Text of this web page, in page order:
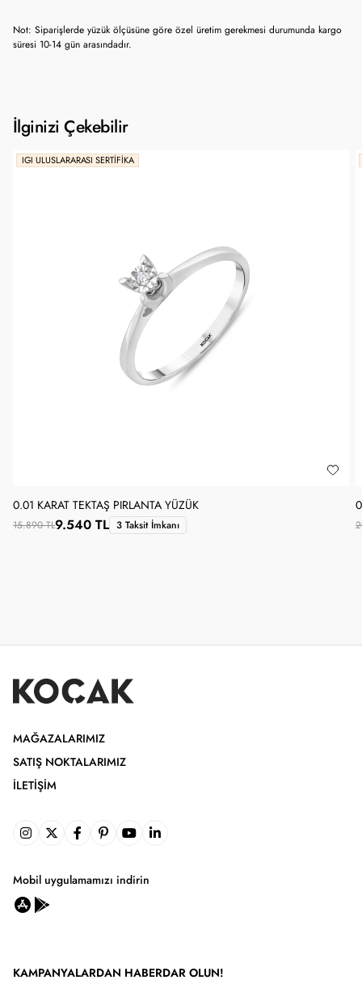
Not: Siparişlerde yüzük ölçüsüne göre özel üretim gerekmesi durumunda kargo
süresi 10-14 gün arasındadır.
İlginizi Çekebilir
IGI ULUSLARARASI SERTIFIKA
0.01 KARAT TEKTAŞ PIRLANTA YÜZÜK
15.890 TL9.540 TL 3 Taksit İmkanı
MAĞAZALARIMIZ
SATIŞ NOKTALARIMIZ
İLETIŞIM
Mobil uygulamamızı indirin
KAMPANYALARDAN HABERDAR OLUN!